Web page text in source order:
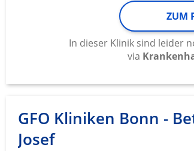
ZUM
In dieser Klinik sind leider
via
GFO Kliniken Bonn -
Josef